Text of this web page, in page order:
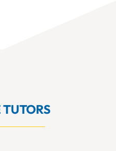
TUTORS